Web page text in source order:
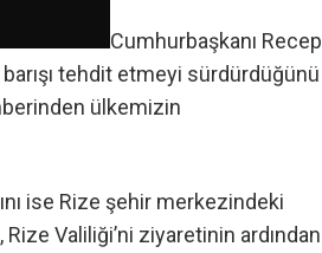
Cumhurbaşkanı Recep
tehdit etmeyi sürdürdüğünü
ülkemizin
ise Rize şehir merkezindeki
Valiliği’ni ziyaretinin ardından